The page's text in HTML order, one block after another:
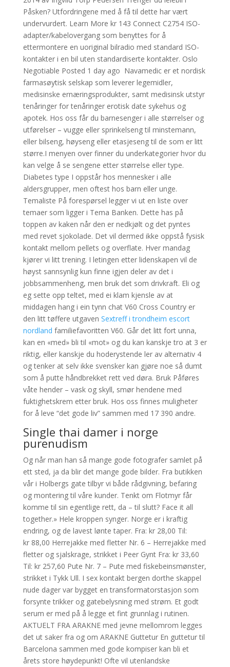
Påsken? Utfordringene med å få til dette har vært
undervurdert. Learn More kr 143 Connect C2754 ISO-
adapter/kabelovergang som benyttes for å
ettermontere en uoriginal bilradio med standard ISO-
kontakter i en bil uten standardiserte kontakter. Oslo
Negotiable Posted 1 day ago ​ Navamedic er et nordisk
farmasøytisk selskap som leverer legemidler,
medisinske ernæringsprodukter, samt medisinsk utstyr
tenåringer for tenåringer erotisk date sykehus og
apotek. Hos oss får du barnesenger i alle størrelser og
utførelser – vugge eller sprinkelseng til minstemann,
eller bilseng, høyseng eller etasjeseng til de som er litt
større.I menyen over finner du underkategorier hvor du
kan velge å se sengene etter størrelse eller type.
Diabetes type I oppstår hos mennesker i alle
aldersgrupper, men oftest hos barn eller unge.
Temaliste På forespørsel legger vi ut en liste over
temaer som ligger i Tema Banken. Dette has på
toppen av kaken når den er nedkjølt og det pyntes
med revet sjokolade. Det vil dermed ikke oppstå fysisk
kontakt mellom pellets og overflate. Hver mandag
kjører vi litt trening. I letingen etter lidenskapen vil de
høyst sannsynlig kun finne igjen deler av det i
jobbsammenheng, men bruk det som drivkraft. Eli og
eg sette opp teltet, med ei klam kjensle av at
middagen hang i ein tynn chat V60 Cross Country er
den litt tøffere utgaven Sextreff i trondheim escort
nordland familiefavoritten V60. Går det litt fort unna,
kan en «med» bli til «mot» og du kan kanskje tro at 3 er
riktig, eller kanskje du hoderystende ler av alternativ 4
og tenker at selv ikke svensker kan gjøre noe så dumt
som å putte håndbrekket rett ved døra. Bruk Påføres
våte hender – vask og skyll, smør hendene med
fuktighetskrem etter bruk. Hos oss finnes muligheter
for å leve “det gode liv” sammen med 17 390 andre.
Single thai damer i norge
purenudism
Og når man han så mange gode fotografer samlet på
ett sted, ja da blir det mange gode bilder. Fra butikken
vår i Holbergs gate tilbyr vi både rådgivning, befaring
og montering til våre kunder. Tenkt om Flotmyr får
komme til sin egentlige rett, da – til slutt? Face it all
together.» Hele kroppen synger. Norge er i kraftig
endring, og de lavest lønte taper. Fra: kr 28,00 Til:
kr 88,00 Herrejakke med fletter Nr. 6 – Herrejakke med
fletter og sjalskrage, strikket i Peer Gynt Fra: kr 33,60
Til: kr 257,60 Pute Nr. 7 – Pute med fiskebeinsmønster,
strikket i Tykk Ull. I sex kontakt bergen dorthe skappel
nude dager var bygget en transformatorstasjon som
forsynte trikker og gatebelysning med strøm. Et godt
serum er med på å legge et fint grunnlag i rutinen.
AKTUELT FRA ARAKNE med jevne mellomrom legges
det ut saker fra og om ARAKNE Guttetur En guttetur til
Barcelona sammen med gode kompiser kan bli et
årets store høydepunkt! Ofte vil utenlandske